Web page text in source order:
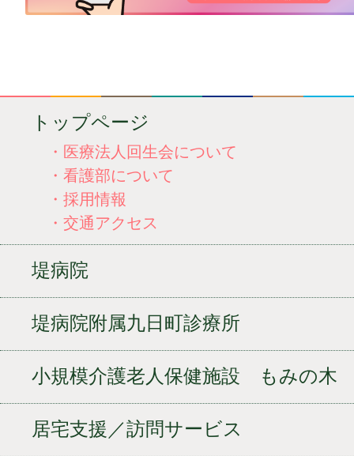
トップページ
・医療法人回生会について
・看護部について
・採用情報
・交通アクセス
堤病院
堤病院附属九日町診療所
小規模介護老人保健施設 もみの木
居宅支援／訪問サービス